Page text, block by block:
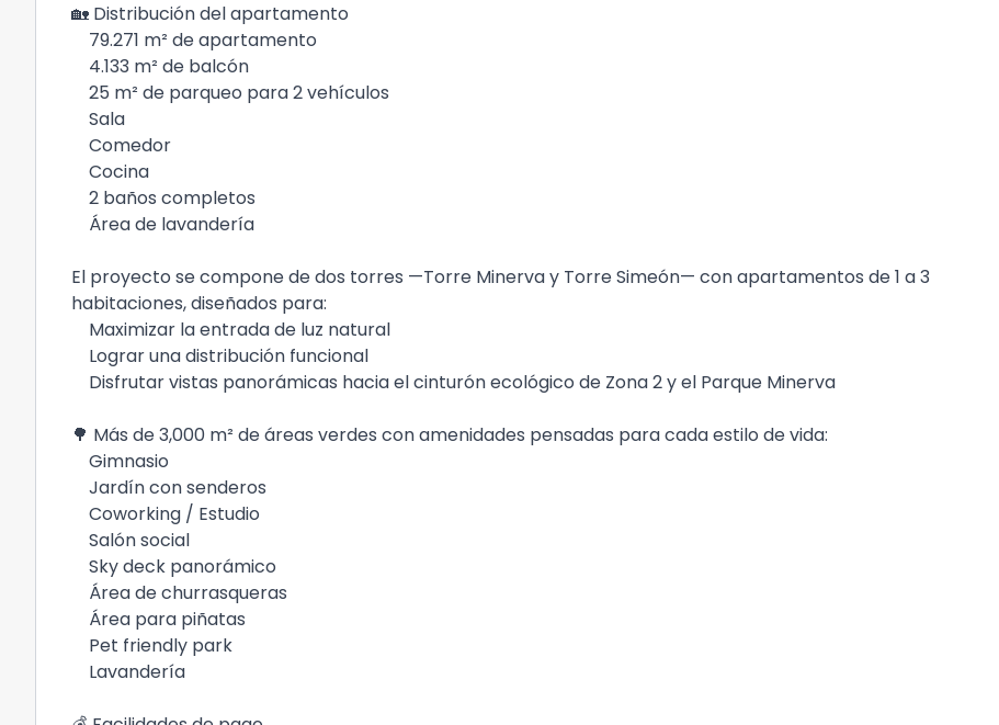
🏡 Distribución del apartamento
79.271 m² de apartamento
4.133 m² de balcón
25 m² de parqueo para 2 vehículos
Sala
Comedor
Cocina
2 baños completos
Área de lavandería
El proyecto se compone de dos torres —Torre Minerva y Torre Simeón— con apartamentos de 1 a 3
habitaciones, diseñados para:
Maximizar la entrada de luz natural
Lograr una distribución funcional
Disfrutar vistas panorámicas hacia el cinturón ecológico de Zona 2 y el Parque Minerva
🌳 Más de 3,000 m² de áreas verdes con amenidades pensadas para cada estilo de vida:
Gimnasio
Jardín con senderos
Coworking / Estudio
Salón social
Sky deck panorámico
Área de churrasqueras
Área para piñatas
Pet friendly park
Lavandería